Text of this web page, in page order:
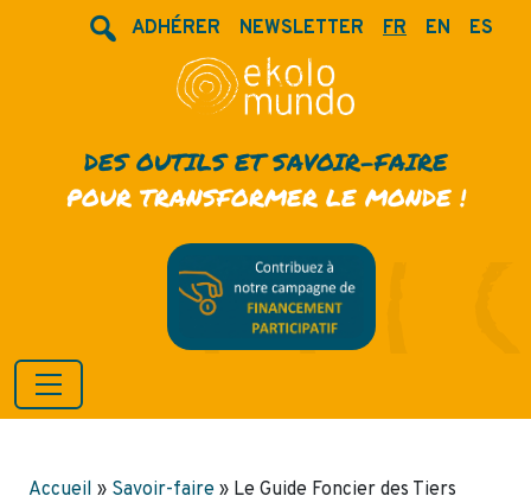
ADHÉRER NEWSLETTER FR EN ES
DES OUTILS ET SAVOIR-FAIRE
POUR TRANSFORMER LE MONDE !
Accueil » Savoir-faire » Le Guide Foncier des Tiers